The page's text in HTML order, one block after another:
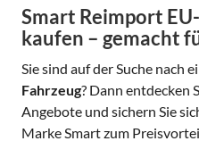
Smart Reimport
kaufen – gemacht
Sie sind auf der Suche nach
Fahrzeug? Dann entdecken
Angebote und sichern Sie
Marke Smart zum